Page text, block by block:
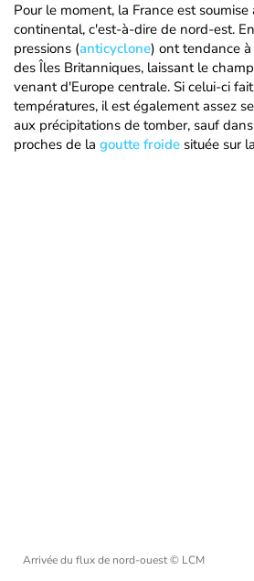
Pour le moment, la France est
continental, c'est-à-dire de nord-est.
pressions (anticyclone) ont tendance
des Îles Britanniques, laissant le
venant d'Europe centrale. Si celui-ci
températures, il est également assez
aux précipitations de tomber, sauf
proches de la goutte froide située sur
Arrivée du flux de nord-ouest© LCM